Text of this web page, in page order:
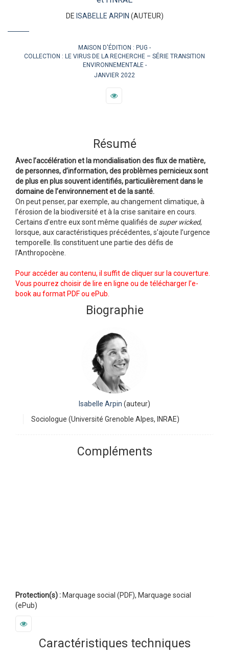
DE ISABELLE ARPIN (AUTEUR)
MAISON D'ÉDITION : PUG
COLLECTION : LE VIRUS DE LA RECHERCHE – SÉRIE TRANSITION
ENVIRONNEMENTALE
JANVIER 2022
Résumé
Avec l’accélération et la mondialisation des flux de matière,
de personnes, d’information, des problèmes pernicieux sont
de plus en plus souvent identifiés, particulièrement dans le
domaine de l’environnement et de la santé.
On peut penser, par exemple, au changement climatique, à
l’érosion de la biodiversité et à la crise sanitaire en cours.
Certains d’entre eux sont même qualifiés de super wicked,
lorsque, aux caractéristiques précédentes, s’ajoute l’urgence
temporelle. Ils constituent une partie des défis de
l’Anthropocène.
Pour accéder au contenu, il suffit de cliquer sur la couverture.
Vous pourrez choisir de lire en ligne ou de télécharger l’e-
book au format PDF ou ePub.
Biographie
Isabelle Arpin (auteur)
Sociologue (Université Grenoble Alpes, INRAE)
Compléments
Protection(s) : Marquage social (PDF), Marquage social
(ePub)
Caractéristiques techniques